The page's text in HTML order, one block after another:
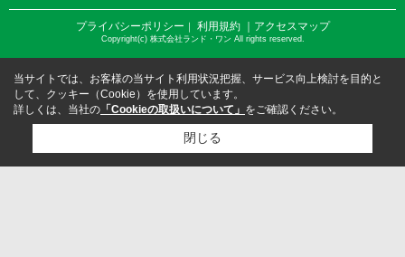
プライバシーポリシー 利用規約 ｜アクセスマップ
Copyright(c) 株式会社ランド・ワン All rights reserved.
当サイトでは、お客様の当サイト利用状況把握、サービス向上検討を目的と
して、クッキー（Cookie）を使用しています。
詳しくは、当社の 「Cookieの取扱いについて」 をご確認ください。
閉じる